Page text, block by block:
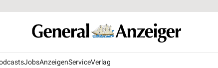
JobsAnzeigenServiceVerlag